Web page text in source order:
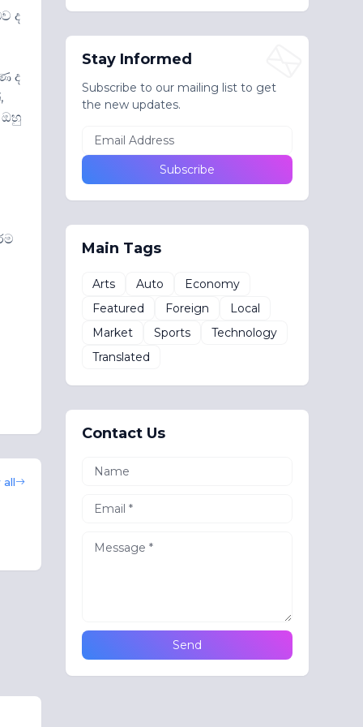
ද
ද
ඔහු
all
Stay Informed
Subscribe to our mailing list to get
the new updates.
Main Tags
Arts Auto
Economy
Featured
Foreign
Local
Market
Sports
Technology
Translated
Contact Us